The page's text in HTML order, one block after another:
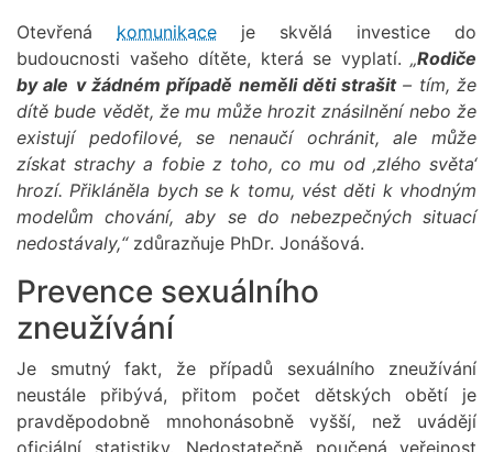
Otevřená komunikace je skvělá investice do
budoucnosti vašeho dítěte, která se vyplatí. „Rodiče
by ale v žádném případě neměli děti strašit– tím, že
dítě bude vědět, že mu může hrozit znásilnění nebo že
existují pedofilové, se nenaučí ochránit, ale může
získat strachy a fobie z toho, co mu od ‚zlého světa‘
hrozí. Přikláněla bych se k tomu, vést děti k vhodným
modelům chování, aby se do nebezpečných situací
nedostávaly,“zdůrazňuje PhDr. Jonášová.
Prevence sexuálního
zneužívání
Je smutný fakt, že případů sexuálního zneužívání
neustále přibývá, přitom počet dětských obětí je
pravděpodobně mnohonásobně vyšší, než uvádějí
oficiální statistiky. Nedostatečně poučená veřejnost